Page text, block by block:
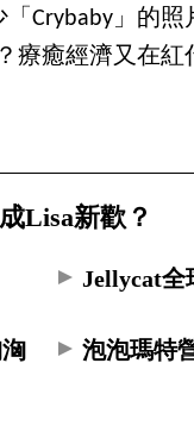
Crybaby」的照
療癒經濟又在紅
Lisa新歡？
Jellycat全
泡泡瑪特